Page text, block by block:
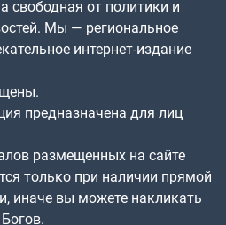
свободная от политики и
Мы — региональное
интернет-издание
предназначена для лиц
размещенных на сайте
только при наличии прямой
иначе вы можете накликать